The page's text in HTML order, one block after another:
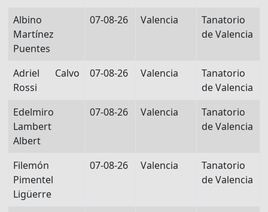
Albino
Martínez
Puentes
07-08-26 Valencia
Tanatorio
de Valencia
Adriel Calvo
Rossi
07-08-26 Valencia
Tanatorio
de Valencia
Edelmiro
Lambert
Albert
07-08-26 Valencia
Tanatorio
de Valencia
Filemón
Pimentel
Ligüerre
07-08-26 Valencia
Tanatorio
de Valencia